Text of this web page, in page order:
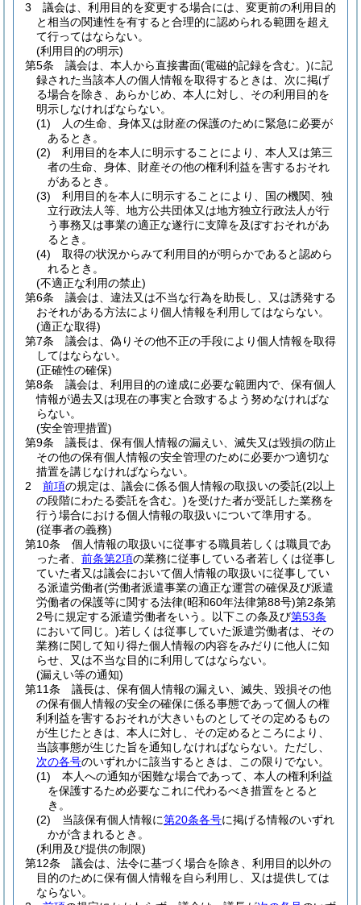
3
議会は、利用目的を変更する場合には、変更前の利用目的
と相当の関連性を有すると合理的に認められる範囲を超え
て行ってはならない。
(利用目的の明示)
第5条
議会は、本人から直接書面(電磁的記録を含む。)に記
録された当該本人の個人情報を取得するときは、次に掲げ
る場合を除き、あらかじめ、本人に対し、その利用目的を
明示しなければならない。
(1)
人の生命、身体又は財産の保護のために緊急に必要が
あるとき。
(2)
利用目的を本人に明示することにより、本人又は第三
者の生命、身体、財産その他の権利利益を害するおそれ
があるとき。
(3)
利用目的を本人に明示することにより、国の機関、独
立行政法人等、地方公共団体又は地方独立行政法人が行
う事務又は事業の適正な遂行に支障を及ぼすおそれがあ
るとき。
(4)
取得の状況からみて利用目的が明らかであると認めら
れるとき。
(不適正な利用の禁止)
第6条
議会は、違法又は不当な行為を助長し、又は誘発する
おそれがある方法により個人情報を利用してはならない。
(適正な取得)
第7条
議会は、偽りその他不正の手段により個人情報を取得
してはならない。
(正確性の確保)
第8条
議会は、利用目的の達成に必要な範囲内で、保有個人
情報が過去又は現在の事実と合致するよう努めなければな
らない。
(安全管理措置)
第9条
議長は、保有個人情報の漏えい、滅失又は毀損の防止
その他の保有個人情報の安全管理のために必要かつ適切な
措置を講じなければならない。
2
前項の規定は、議会に係る個人情報の取扱いの委託(2以上
の段階にわたる委託を含む。)を受けた者が受託した業務を
行う場合における個人情報の取扱いについて準用する。
(従事者の義務)
第10条
個人情報の取扱いに従事する職員若しくは職員であ
った者、 前条第2項の業務に従事している者若しくは従事し
ていた者又は議会において個人情報の取扱いに従事してい
る派遣労働者(労働者派遣事業の適正な運営の確保及び派遣
労働者の保護等に関する法律(昭和60年法律第88号)第2条第
2号に規定する派遣労働者をいう。以下この条及び第53条
において同じ。)若しくは従事していた派遣労働者は、その
業務に関して知り得た個人情報の内容をみだりに他人に知
らせ、又は不当な目的に利用してはならない。
(漏えい等の通知)
第11条
議長は、保有個人情報の漏えい、滅失、毀損その他
の保有個人情報の安全の確保に係る事態であって個人の権
利利益を害するおそれが大きいものとしてその定めるもの
が生じたときは、本人に対し、その定めるところにより、
当該事態が生じた旨を通知しなければならない。 ただし、
次の各号のいずれかに該当するときは、この限りでない。
(1)
本人への通知が困難な場合であって、本人の権利利益
を保護するため必要なこれに代わるべき措置をとると
き。
(2)
当該保有個人情報に第20条各号に掲げる情報のいずれ
かが含まれるとき。
(利用及び提供の制限)
第12条
議会は、法令に基づく場合を除き、利用目的以外の
目的のために保有個人情報を自ら利用し、又は提供しては
ならない。